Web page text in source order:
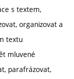
s textem,
organizovat a
textu
mluvené
parafrázovat,